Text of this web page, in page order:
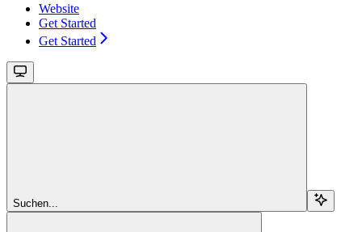
Website
Get Started
Get Started
Suchen...